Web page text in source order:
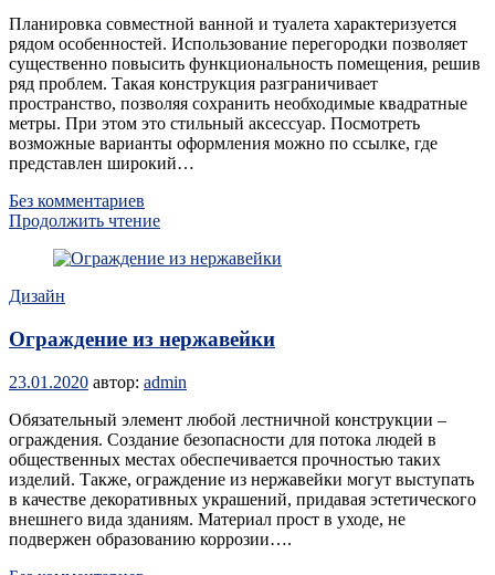
Планировка совместной ванной и туалета характеризуется
рядом особенностей. Использование перегородки позволяет
существенно повысить функциональность помещения, решив
ряд проблем. Такая конструкция разграничивает
пространство, позволяя сохранить необходимые квадратные
метры. При этом это стильный аксессуар. Посмотреть
возможные варианты оформления можно по ссылке, где
представлен широкий…
Без комментариев
Продолжить чтение
Дизайн
Ограждение из нержавейки
23.01.2020 автор: admin
Обязательный элемент любой лестничной конструкции –
ограждения. Создание безопасности для потока людей в
общественных местах обеспечивается прочностью таких
изделий. Также, ограждение из нержавейки могут выступать
в качестве декоративных украшений, придавая эстетического
внешнего вида зданиям. Материал прост в уходе, не
подвержен образованию коррозии….